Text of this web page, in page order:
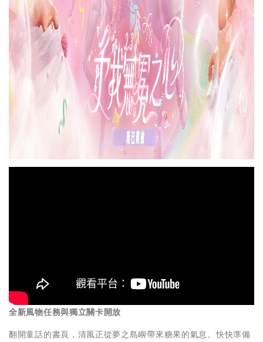
全新風物任務與獨立關卡開放
翻開童話的書頁，清風正從夢之島嶼帶來糖果的氣息。快快準備